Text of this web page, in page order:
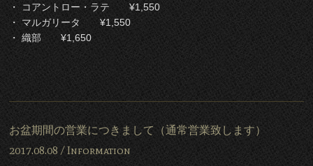
・ コアントロー・ラテ ¥1,550
・ マルガリータ ¥1,550
・ 織部 ¥1,650
お盆期間の営業につきまして（通常営業致します）
2017.08.08 /Information